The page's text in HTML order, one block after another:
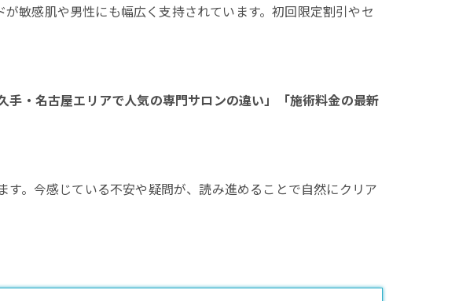
が敏感肌や男性にも幅広く支持されています。初回限定割引やセ
手・名古屋エリアで人気の専門サロンの違い」「施術料金の最新
。今感じている不安や疑問が、読み進めることで自然にクリア